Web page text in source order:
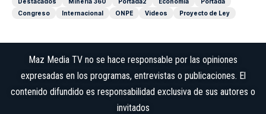
Congreso
Internacional ONPE Videos Proyecto de Ley
Maz Media TV no se hace responsable por las opiniones
expresadas en los programas, entrevistas o publicaciones. El
contenido difundido es responsabilidad exclusiva de sus autores o
invitados